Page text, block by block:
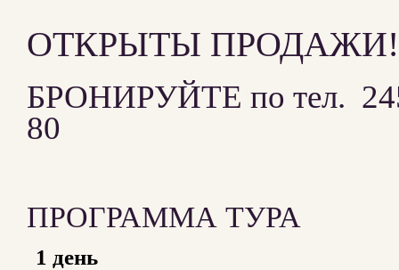
ОТКРЫТЫ
БРОНИРУЙТЕ по тел.
80
ПРОГРАММА ТУРА
1 день